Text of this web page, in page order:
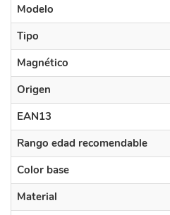
Modelo
Tipo
Magnético
Origen
EAN13
Rango edad recomendable
Color base
Material